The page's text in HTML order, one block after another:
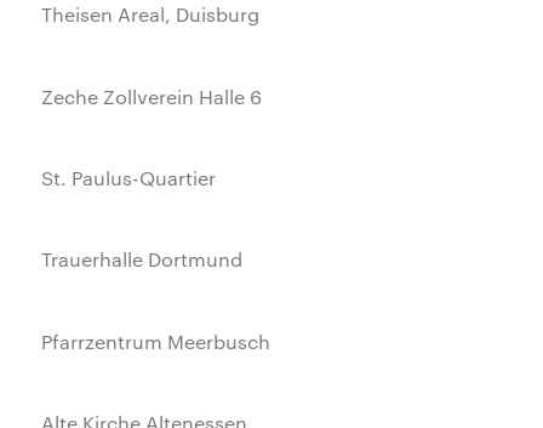
Theisen Areal, Duisburg
Zeche Zollverein Halle 6
St. Paulus-Quartier
Trauerhalle Dortmund
Pfarrzentrum Meerbusch
Alte Kirche Altenessen